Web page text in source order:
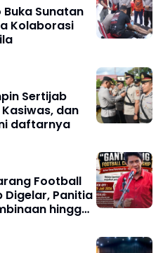
Buka Sunatan
Kolaborasi
Sertijab
dan
daftarnya
Football
Digelar, Panitia
hingga